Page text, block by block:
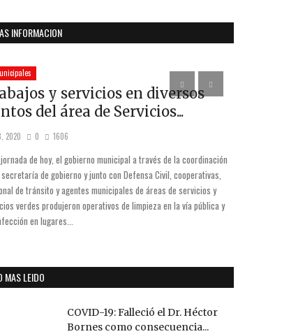
INFORMACION
y servicios en diversos
del área de Servicios...
2020 0 1606
de hoy, el gobierno municipal a través de la coordinación
de gobierno y junto con Defensa Civil, cooperativas,
de tránsito y agentes municipales de áreas de servicios y
verdes produjeron operativos de limpieza en la vía pública y
en lugares...
MAS LEIDO
COVID-19: Falleció el Dr. Héctor
Bornes como consecuencia...